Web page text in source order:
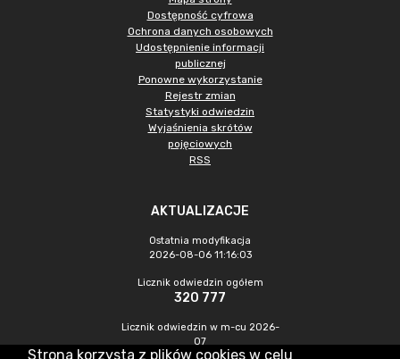
Dostępność cyfrowa
Ochrona danych osobowych
Udostępnienie informacji
publicznej
Ponowne wykorzystanie
Rejestr zmian
Statystyki odwiedzin
Wyjaśnienia skrótów
pojęciowych
RSS
AKTUALIZACJE
Ostatnia modyfikacja
2026-08-06 11:16:03
Licznik odwiedzin ogółem
320 777
Licznik odwiedzin w m-cu 2026-
07
Strona korzysta z plików cookies w celu